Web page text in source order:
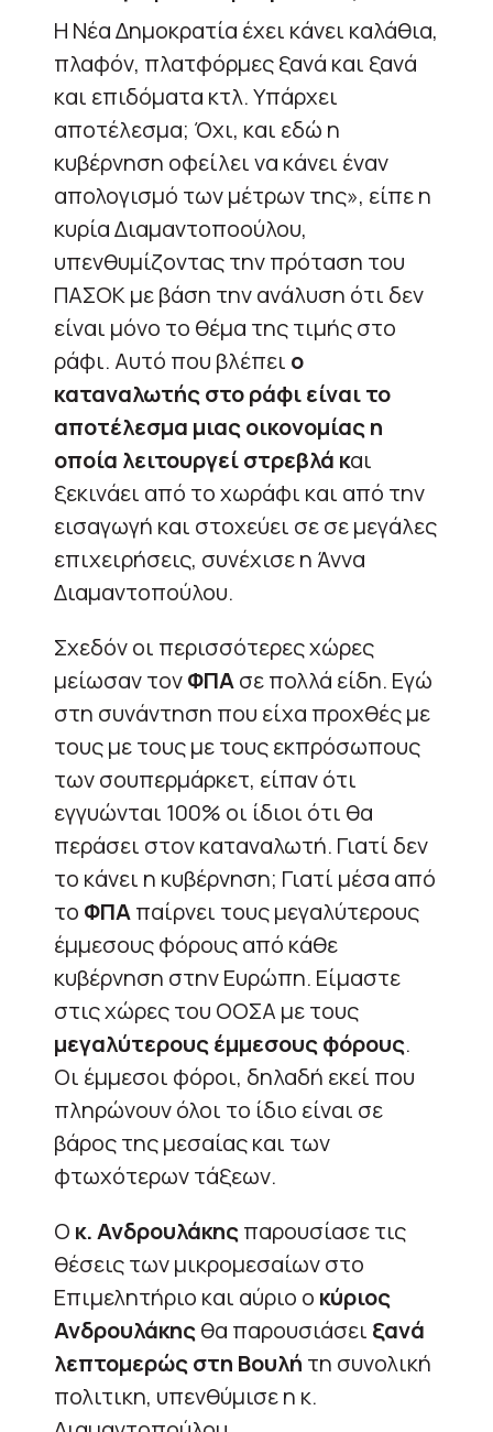
Η Νέα Δημοκρατία έχει κάνει καλάθια,
πλαφόν, πλατφόρμες ξανά και ξανά
και επιδόματα κτλ. Υπάρχει
αποτέλεσμα; Όχι, και εδώ η
κυβέρνηση οφείλει να κάνει έναν
απολογισμό των μέτρων της», είπε η
κυρία Διαμαντοποούλου,
υπενθυμίζοντας την πρόταση του
ΠΑΣΟΚ με βάση την ανάλυση ότι δεν
είναι μόνο το θέμα της τιμής στο
ράφι. Αυτό που βλέπει ο
καταναλωτής στο ράφι είναι το
αποτέλεσμα μιας οικονομίας η
οποία λειτουργεί στρεβλά και
ξεκινάει από το χωράφι και από την
εισαγωγή και στοχεύει σε σε μεγάλες
επιχειρήσεις, συνέχισε η Άννα
Διαμαντοπούλου.
Σχεδόν οι περισσότερες χώρες
μείωσαν τονΦΠΑσε πολλά είδη. Εγώ
στη συνάντηση που είχα προχθές με
τους με τους με τους εκπρόσωπους
των σουπερμάρκετ, είπαν ότι
εγγυώνται 100% οι ίδιοι ότι θα
περάσει στον καταναλωτή. Γιατί δεν
το κάνει η κυβέρνηση; Γιατί μέσα από
το ΦΠΑπαίρνει τους μεγαλύτερους
έμμεσους φόρους από κάθε
κυβέρνηση στην Ευρώπη. Είμαστε
στις χώρες του ΟΟΣΑ με τους
μεγαλύτερους έμμεσους φόρους.
Οι έμμεσοι φόροι, δηλαδή εκεί που
πληρώνουν όλοι το ίδιο είναι σε
βάρος της μεσαίας και των
φτωχότερων τάξεων.
Ο κ. Ανδρουλάκηςπαρουσίασε τις
θέσεις των μικρομεσαίων στο
Επιμελητήριο και αύριο ο κύριος
Ανδρουλάκηςθα παρουσιάσει ξανά
λεπτομερώς στη Βουλή τη συνολική
πολιτικη, υπενθύμισε η κ.